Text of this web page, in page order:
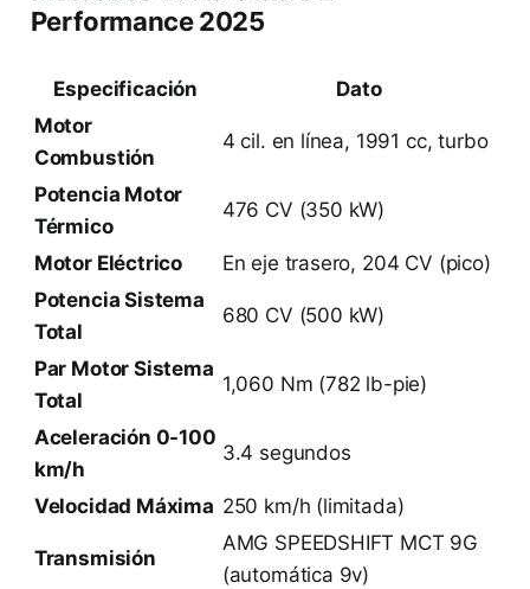
Performance 2025
Especificación
Dato
Motor
Combustión
4 cil. en línea, 1991 cc, turbo
Potencia Motor
Térmico
476 CV (350 kW)
Motor Eléctrico
En eje trasero, 204 CV (pico)
Potencia Sistema
Total
680 CV (500 kW)
Par Motor Sistema
Total
1,060 Nm (782 lb-pie)
Aceleración 0-100
km/h
3.4 segundos
Velocidad Máxima 250 km/h (limitada)
Transmisión
AMG SPEEDSHIFT MCT 9G
(automática 9v)